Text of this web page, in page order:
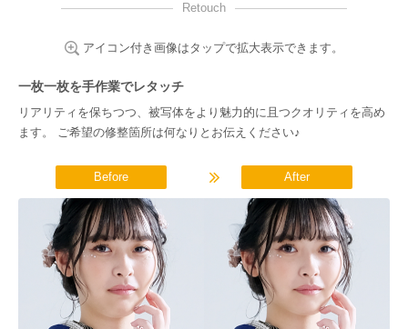
Retouch
アイコン付き画像はタップで拡大表示できます。
一枚一枚を手作業でレタッチ
リアリティを保ちつつ、被写体をより魅力的に且つクオリティを高め
ます。 ご希望の修整箇所は何なりとお伝えください♪
Before After